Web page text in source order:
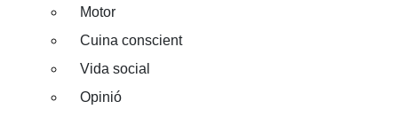
Motor
Cuina conscient
Vida social
Opinió